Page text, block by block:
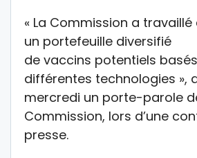
« La Commission a
un portefeuille diversifié
de vaccins potentiels
différentes technologies »,
mercredi un porte-parole
Commission, lors d’une
presse.